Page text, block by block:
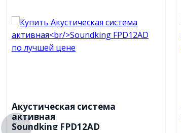
Акустическая система
активная
Soundking FPD12AD